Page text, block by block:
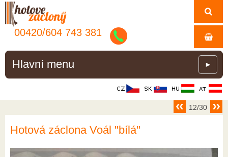
00420/604 743 381
Hlavní menu ►
12/30
Hotová záclona Voál "bílá"